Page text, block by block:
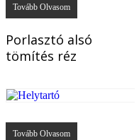
Tovább Olvasom
Porlasztó alsó
tömítés réz
Tovább Olvasom